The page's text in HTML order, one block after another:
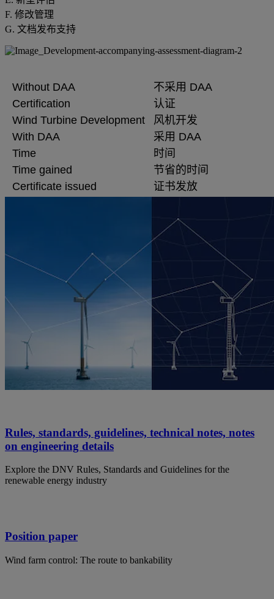
F. 修改管理
G. 文档发布支持
Without DAA
不采用 DAA
Certification
认证
Wind Turbine Development
风机开发
With DAA
采用 DAA
Time
时间
Time gained
节省的时间
Certificate issued
证书发放
Rules, standards, guidelines, technical notes, notes
on engineering details
Explore the DNV Rules, Standards and Guidelines for the
renewable energy industry
Position paper
Wind farm control: The route to bankability